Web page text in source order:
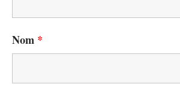
Nom *